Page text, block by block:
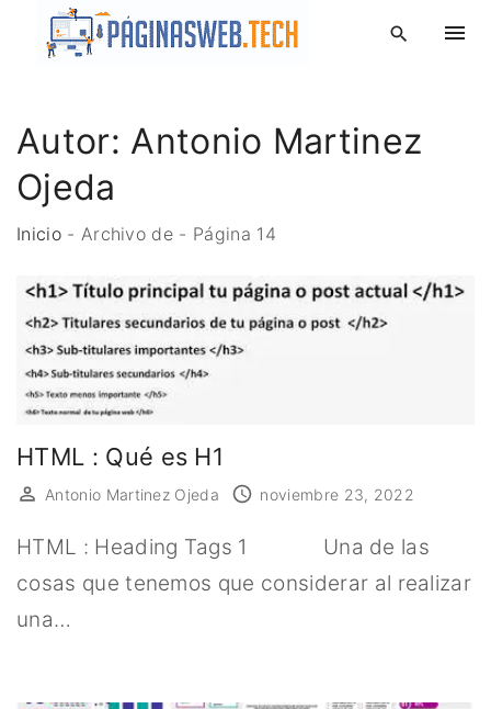
Autor: Antonio Martinez
Ojeda
Inicio- Archivo de - Página 14
HTML : Qué es H1
Antonio Martinez Ojeda noviembre 23, 2022
HTML : Heading Tags 1 Una de las
cosas que tenemos que considerar al realizar
una…